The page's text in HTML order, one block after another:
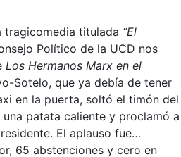
tragicomedia titulada “El
Político de la UCD nos
Los Hermanos Marx en el
Sotelo, que ya debía de tener
en la puerta, soltó el timón del
patata caliente y proclamó a
El aplauso fue…
65 abstenciones y cero en